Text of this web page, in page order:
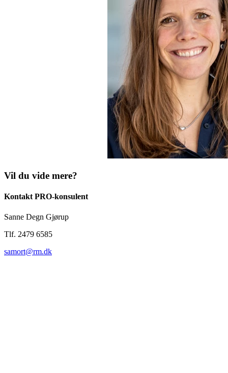
Vil du vide mere?
Kontakt PRO-konsulent
Sanne Degn Gjørup
Tlf. 2479 6585
samort@rm.dk